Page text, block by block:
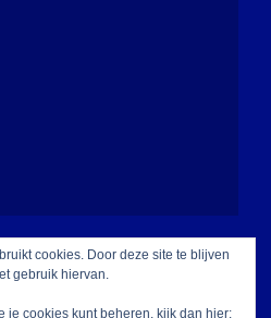
cookies. Door deze site te blijven
gebruik hiervan.
je cookies kunt beheren, kijk dan hier: